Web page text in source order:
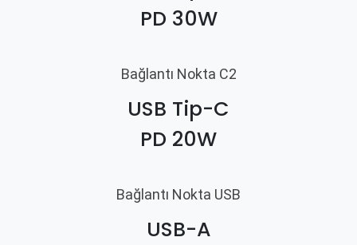
PD 30W
Bağlantı Nokta C2
USB Tip-C
PD 20W
Bağlantı Nokta USB
USB-A